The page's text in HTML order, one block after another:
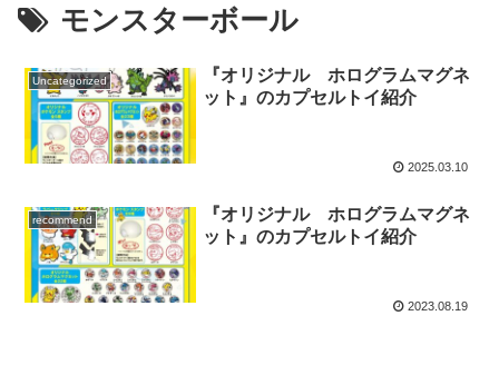
モンスターボール
Uncategorized
『オリジナル ホログラムマグネ
ット』のカプセルトイ紹介
2025.03.10
recommend
『オリジナル ホログラムマグネ
ット』のカプセルトイ紹介
2023.08.19